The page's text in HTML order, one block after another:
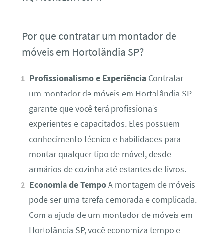
Por que contratar um montador de
móveis em Hortolândia SP?
Profissionalismo e Experiência Contratar
um montador de móveis em Hortolândia SP
garante que você terá profissionais
experientes e capacitados. Eles possuem
conhecimento técnico e habilidades para
montar qualquer tipo de móvel, desde
armários de cozinha até estantes de livros.
Economia de TempoA montagem de móveis
pode ser uma tarefa demorada e complicada.
Com a ajuda de um montador de móveis em
Hortolândia SP, você economiza tempo e